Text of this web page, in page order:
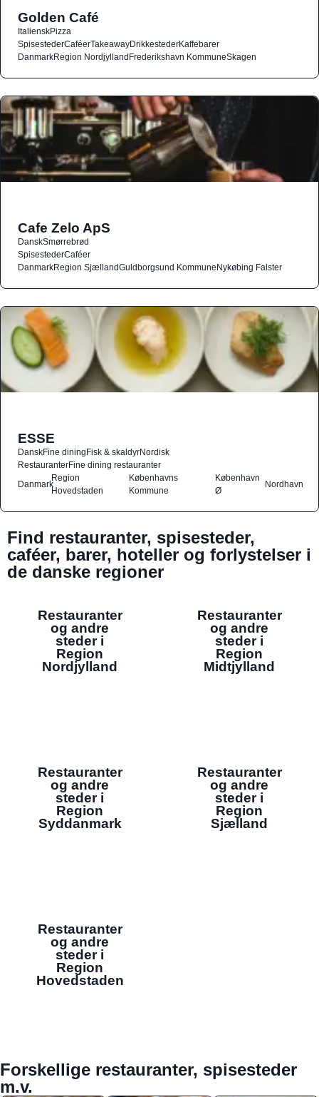
Golden Café
ItalienskPizza
SpisestederCaféerTakeawayDrikkestederKaffebarer
DanmarkRegion NordjyllandFrederikshavn KommuneSkagen
Cafe Zelo ApS
DanskSmørrebrød
SpisestederCaféer
DanmarkRegion SjællandGuldborgsund KommuneNykøbing Falster
ESSE
DanskFine diningFisk & skaldyrNordisk
RestauranterFine dining restauranter
Danmark
Region
Hovedstaden
Københavns
Kommune
København
Ø
Nordhavn
Find restauranter, spisesteder,
caféer, barer, hoteller og forlystelser i
de danske regioner
Restauranter
og andre
steder i
Region
Nordjylland
Restauranter
og andre
steder i
Region
Midtjylland
Restauranter
og andre
steder i
Region
Syddanmark
Restauranter
og andre
steder i
Region
Sjælland
Restauranter
og andre
steder i
Region
Hovedstaden
Forskellige restauranter, spisesteder
m.v.